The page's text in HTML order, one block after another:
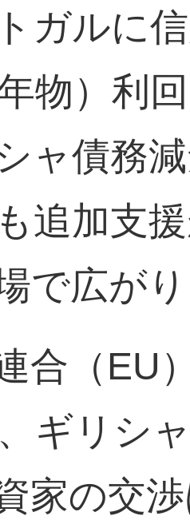
ガルに
物）利
ャ債務
追加支
で広が
合（EU
ギリシ
家の交